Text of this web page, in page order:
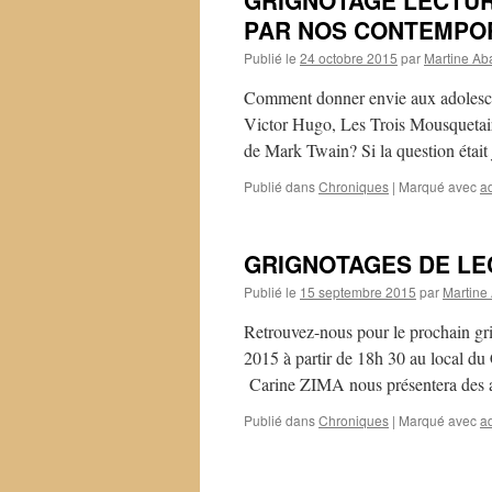
PAR NOS
Publié le 24 octobre 2015 par Martine
Comment donner envie aux
Victor Hugo, Les Trois
de Mark Twain? Si la question
Publié dansChroniques | Marqué avec
GRIGNOTAGES DE
Publié le 15 septembre 2015 par Martine
Retrouvez-nous pour le prochain
2015 à partir de 18h 30 au local
Carine ZIMA nous présentera
Publié dansChroniques | Marqué avec